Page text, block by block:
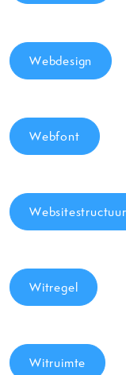
Webdesign
Webfont
Websitestructuur
Witregel
Witruimte